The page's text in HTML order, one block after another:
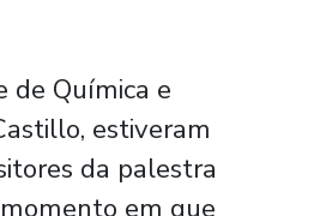
de Química e
estiveram
da palestra
em que